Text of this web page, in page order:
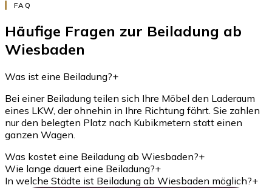
FAQ
Häufige Fragen zur Beiladung ab
Wiesbaden
Was ist eine Beiladung?+
Bei einer Beiladung teilen sich Ihre Möbel den Laderaum
eines LKW, der ohnehin in Ihre Richtung fährt. Sie zahlen
nur den belegten Platz nach Kubikmetern statt einen
ganzen Wagen.
Was kostet eine Beiladung ab Wiesbaden?+
Wie lange dauert eine Beiladung?+
In welche Städte ist Beiladung ab Wiesbaden möglich?+